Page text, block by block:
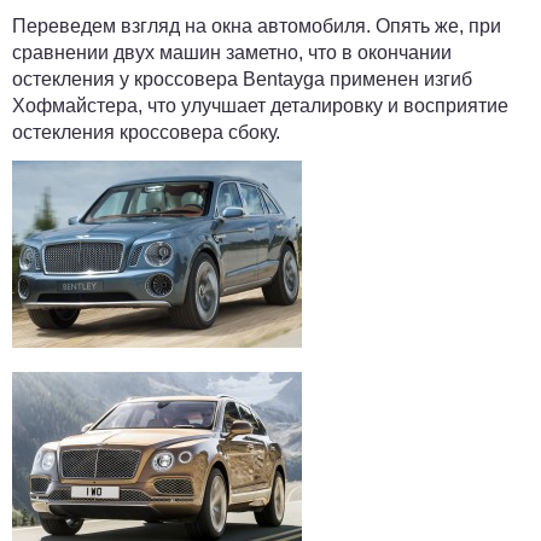
Переведем взгляд на окна автомобиля. Опять же, при
сравнении двух машин заметно, что в окончании
остекления у кроссовера Bentayga применен изгиб
Хофмайстера, что улучшает деталировку и восприятие
остекления кроссовера сбоку.